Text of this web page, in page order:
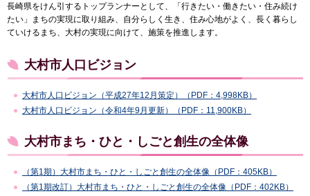
長崎県をけん引するトップランナーとして、「行きたい・働きたい・住み続け
たい」まちの実現に取り組み、自分らしく生き、住み心地がよく、長く暮らし
ていけるまち、大村の実現に向けて、施策を推進します。
大村市人口ビジョン
大村市人口ビジョン（平成27年12月策定）（PDF：4,998KB）
大村市人口ビジョン（令和4年9月更新）（PDF：11,900KB）
大村市まち・ひと・しごと創生の全体像
（第1期）大村市まち・ひと・しごと創生の全体像（PDF：405KB）
（第1期改訂）大村市まち・ひと・しごと創生の全体像（PDF：402KB）